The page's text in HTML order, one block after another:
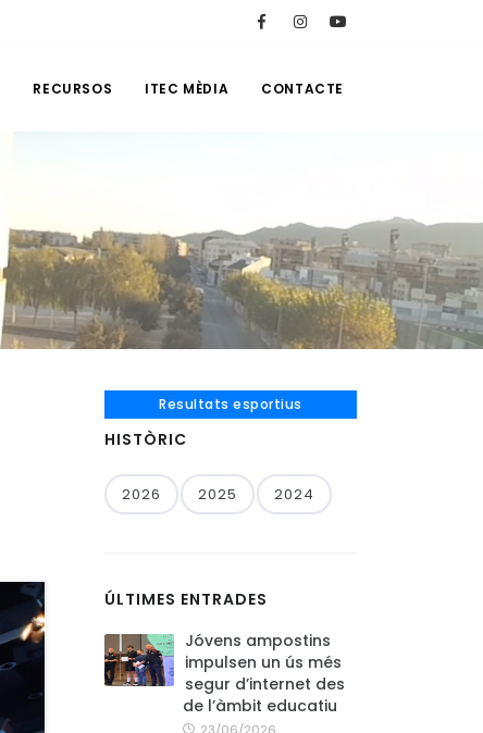
RECURSOS ITEC MÈDIA CONTACTE
Resultats esportius
HISTÒRIC
2026 2025 2024
ÚLTIMES ENTRADES
Jóvens ampostins
impulsen un ús més
segur d’internet des
de l’àmbit educatiu